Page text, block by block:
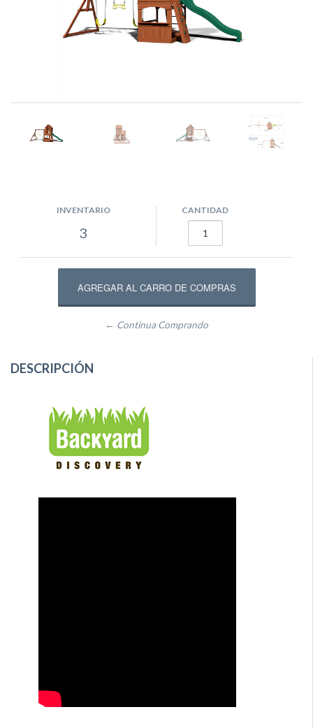
INVENTARIO
3
CANTIDAD
← Continua Comprando
DESCRIPCIÓN